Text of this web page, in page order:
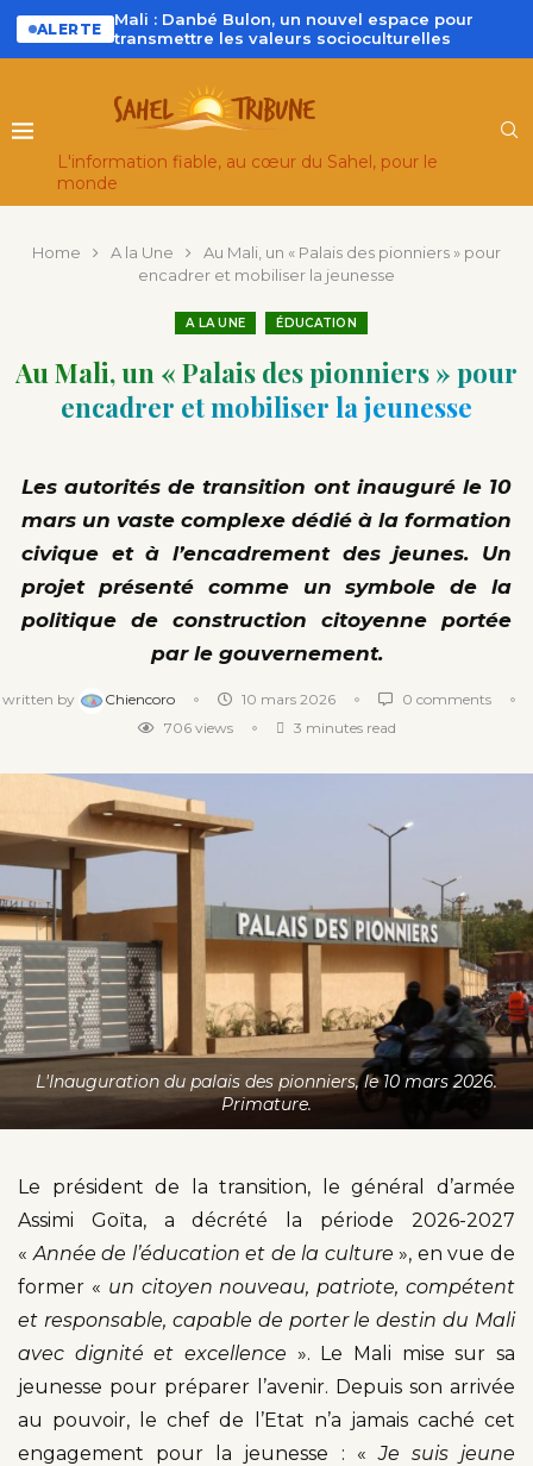
ALERTE
Mali : Danbé Bulon, un nouvel espace pour
transmettre les valeurs socioculturelles
L'information fiable, au cœur du Sahel, pour le
monde
Home A la Une
Au Mali, un « Palais des pionniers » pour
encadrer et mobiliser la jeunesse
A LA UNE ÉDUCATION
Au Mali, un « Palais des pionniers » pour
encadrer et mobiliser la jeunesse
Les autorités de transition ont inauguré le 10
mars un vaste complexe dédié à la formation
civique et à l’encadrement des jeunes. Un
projet présenté comme un symbole de la
politique de construction citoyenne portée
par le gouvernement.
written by Chiencoro 10 mars 2026
0 comments
706views 3 minutes read
L'Inauguration du palais des pionniers, le 10 mars 2026.
Primature.
Le président de la transition, le général d’armée
Assimi Goïta, a décrété la période 2026-2027
« Année de l’éducation et de la culture », en vue de
former « un citoyen nouveau, patriote, compétent
et responsable, capable de porter le destin du Mali
avec dignité et excellence ». Le Mali mise sur sa
jeunesse pour préparer l’avenir. Depuis son arrivée
au pouvoir, le chef de l’Etat n’a jamais caché cet
engagement pour la jeunesse : «Je suis jeune